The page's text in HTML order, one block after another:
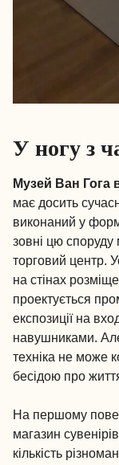
У ногу з
Музей Ван Гога
має досить
виконаний у
зовні цю
торговий центр.
на стінах
проектується
експозиції на
навушниками.
техніка не може
бесідою про
На першому
магазин
кількість